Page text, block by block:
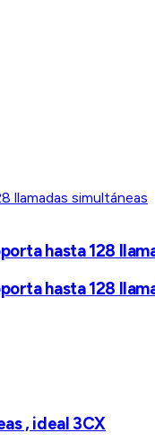
hasta 128
hasta 128
, ideal 3CX